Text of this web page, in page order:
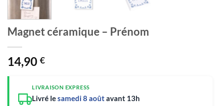
Magnet céramique – Prénom
14,90 €
LIVRAISON EXPRESS
Livré lesamedi 8 aoûtavant 13h